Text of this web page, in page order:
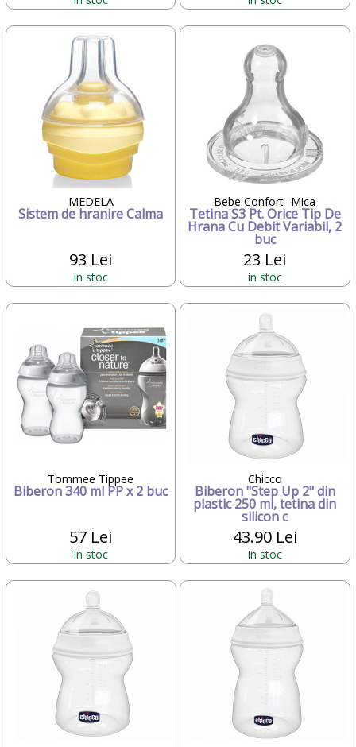
MEDELA
Sistem de hranire Calma
93 Lei
in stoc
Bebe Confort- Mica
Tetina S3 Pt. Orice Tip De
Hrana Cu Debit Variabil, 2
buc
23 Lei
in stoc
Tommee Tippee
Biberon 340 ml PP x 2 buc
57 Lei
in stoc
Chicco
Biberon "Step Up 2" din
plastic 250 ml, tetina din
silicon c
43.90 Lei
in stoc